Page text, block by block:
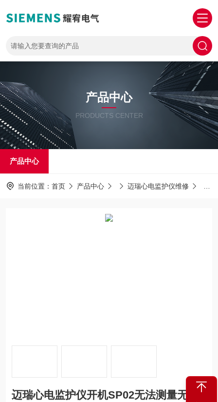
产品中心
PRODUCTS CENTER
产品中心
当前位置： 首页 产品中心 迈瑞心电监护仪维修
迈瑞心电监护仪开机SP02无法测量无数